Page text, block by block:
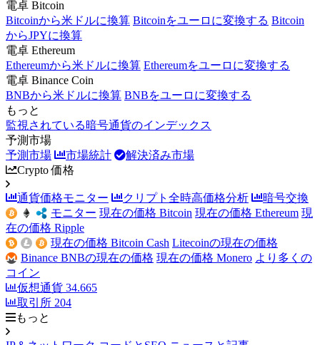
電卓 Bitcoin
Bitcoinから米ドルに換算 Bitcoinをユーロに変換する Bitcoin
からJPYに換算
電卓 Ethereum
Ethereumから米ドルに換算 Ethereumをユーロに変換する
電卓 Binance Coin
BNBから米ドルに換算 BNBをユーロに変換する
もっと
監視されている暗号通貨のインデックス
予測市場
予測市場
市場統計
解決済み市場
Crypto 価格
通貨価格モニター クリプト全時高価格分析
暗号交換
モニター 現在の価格 Bitcoin 現在の価格 Ethereum 現
在の価格 Ripple
現在の価格 Bitcoin Cash Litecoinの現在の価格
Binance BNBの現在の価格 現在の価格 Monero より多くの
コイン
仮想通貨 34.665
取引所 204
もっと